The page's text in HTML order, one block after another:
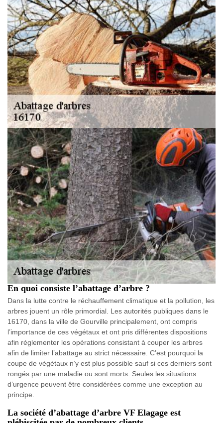
En quoi consiste l’abattage d’arbre ?
Dans la lutte contre le réchauffement climatique et la pollution, les
arbres jouent un rôle primordial. Les autorités publiques dans le
16170, dans la ville de Gourville principalement, ont compris
l’importance de ces végétaux et ont pris différentes dispositions
afin réglementer les opérations consistant à couper les arbres
afin de limiter l’abattage au strict nécessaire. C’est pourquoi la
coupe de végétaux n’y est plus possible sauf si ces derniers sont
rongés par une maladie ou sont morts. Seules les situations
d’urgence peuvent être considérées comme une exception au
principe.
La société d’abattage d’arbre VF Elagage est